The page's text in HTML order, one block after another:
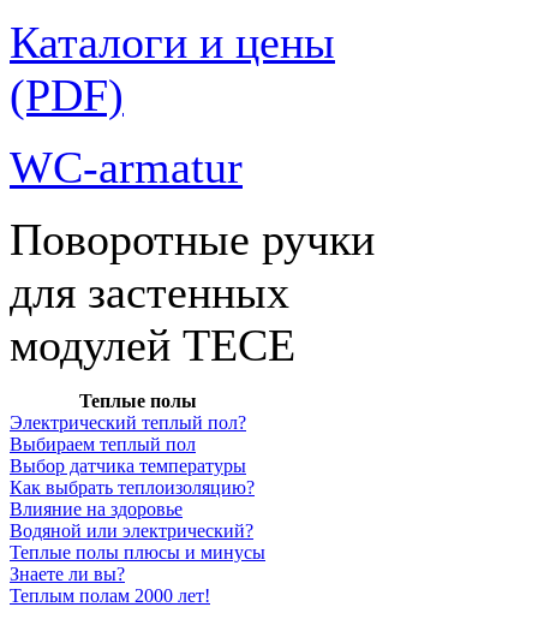
Каталоги и цены
(PDF)
WC-armatur
Поворотные ручки
для застенных
модулей ТЕСЕ
Теплые полы
Электрический теплый пол?
Выбираем теплый пол
Выбор датчика температуры
Как выбрать теплоизоляцию?
Влияние на здоровье
Водяной или электрический?
Теплые полы плюсы и минусы
Знаете ли вы?
Теплым полам 2000 лет!